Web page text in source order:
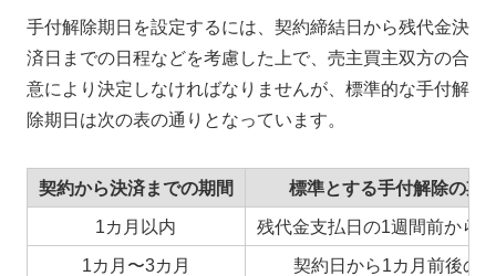
手付解除期日を設定するには、契約締結日から残代金決
済日までの日程などを考慮した上で、売主買主双方の合
意により決定しなければなりませんが、標準的な手付解
除期日は次の表の通りとなっています。
契約から決済までの期間 標準とする手付解除の期
1カ月以内 残代金支払日の1週間前から
1カ月〜3カ月 契約日から1カ月前後の